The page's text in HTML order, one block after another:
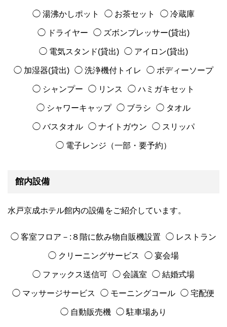
◯ 湯沸かしポット ◯ お茶セット ◯ 冷蔵庫
◯ ドライヤー ◯ ズボンプレッサー(貸出)
◯ 電気スタンド(貸出) ◯ アイロン(貸出)
◯ 加湿器(貸出) ◯ 洗浄機付トイレ ◯ ボディーソープ
◯ シャンプー ◯ リンス ◯ ハミガキセット
◯ シャワーキャップ ◯ ブラシ ◯ タオル
◯ バスタオル ◯ ナイトガウン ◯ スリッパ
◯ 電子レンジ（一部・要予約）
館内設備
水戸京成ホテル館内の設備をご紹介しています。
◯ 客室フロア－:８階に飲み物自販機設置 ◯ レストラン
◯ クリーニングサービス ◯ 宴会場
◯ ファックス送信可 ◯ 会議室 ◯ 結婚式場
◯ マッサージサービス ◯ モーニングコール ◯ 宅配便
◯ 自動販売機 ◯ 駐車場あり